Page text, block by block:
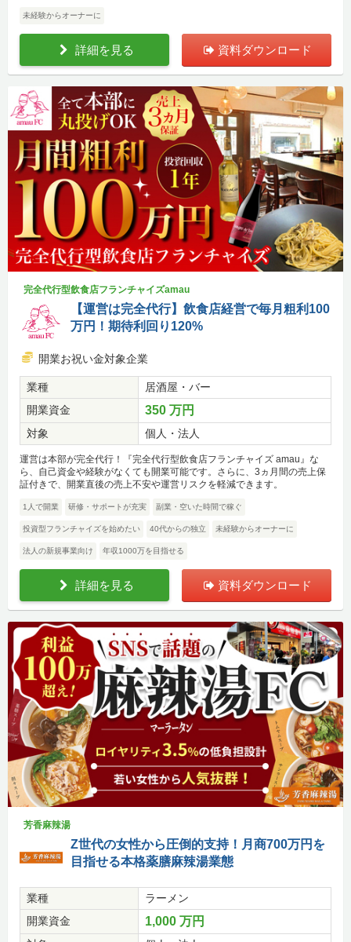
未経験からオーナーに
詳細を見る 資料ダウンロード
完全代行型飲食店フランチャイズamau
【運営は完全代行】飲食店経営で毎月粗利100
万円！期待利回り120%
開業お祝い金対象企業
業種
居酒屋・バー
開業資金
350 万円
対象 個人・法人
運営は本部が完全代行！『完全代行型飲食店フランチャイズ amau』な
ら、自己資金や経験がなくても開業可能です。さらに、3ヵ月間の売上保
証付きで、開業直後の売上不安や運営リスクを軽減できます。
1人で開業 研修・サポートが充実 副業・空いた時間で稼ぐ
投資型フランチャイズを始めたい 40代からの独立 未経験からオーナーに
法人の新規事業向け 年収1000万を目指せる
詳細を見る 資料ダウンロード
芳香麻辣湯
Z世代の女性から圧倒的支持！月商700万円を
目指せる本格薬膳麻辣湯業態
業種
ラーメン
開業資金
1,000 万円